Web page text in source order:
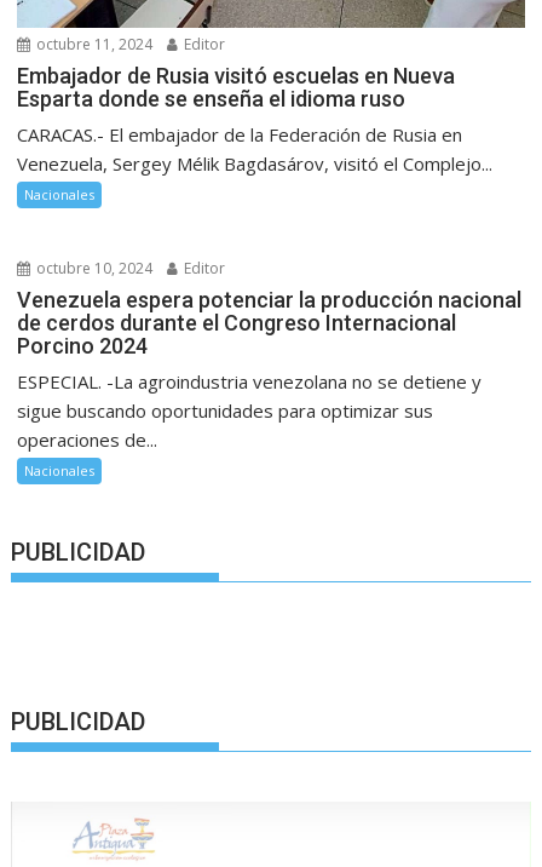
octubre 11, 2024 Editor
Embajador de Rusia visitó escuelas en Nueva
Esparta donde se enseña el idioma ruso
CARACAS.- El embajador de la Federación de Rusia en
Venezuela, Sergey Mélik Bagdasárov, visitó el Complejo...
Nacionales
octubre 10, 2024 Editor
Venezuela espera potenciar la producción nacional
de cerdos durante el Congreso Internacional
Porcino 2024
ESPECIAL. -La agroindustria venezolana no se detiene y
sigue buscando oportunidades para optimizar sus
operaciones de...
Nacionales
PUBLICIDAD
PUBLICIDAD